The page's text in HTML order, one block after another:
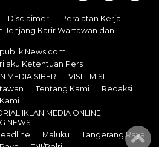
Disclaimer
Peralatan Kerja
Jenjang Karir Wartawan dan
News.com
Ketentuan Pers
MEDIA SIBER
VISI – MISI
Tentang Kami
Redaksi
IKLAN MEDIA ONLINE
NEWS
Maluku
Tangerang Raya